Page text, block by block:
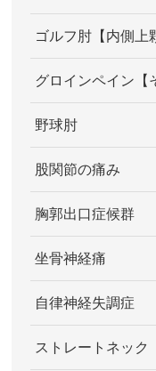
ゴルフ肘【内側上
グロインペイン【
野球肘
股関節の痛み
胸郭出口症候群
坐骨神経痛
自律神経失調症
ストレートネック